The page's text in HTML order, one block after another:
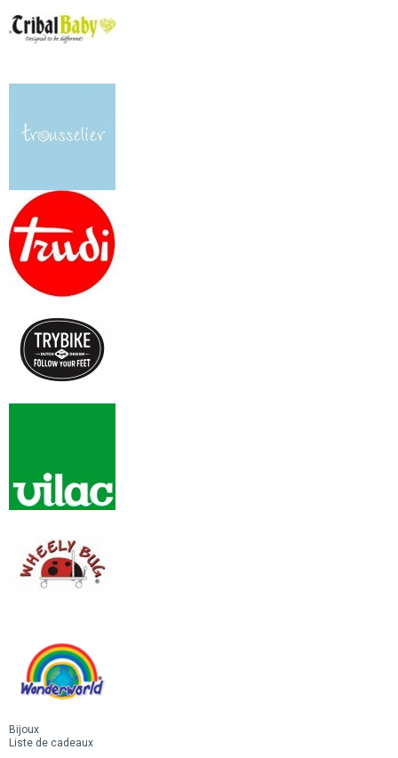
Bijoux
Liste de cadeaux